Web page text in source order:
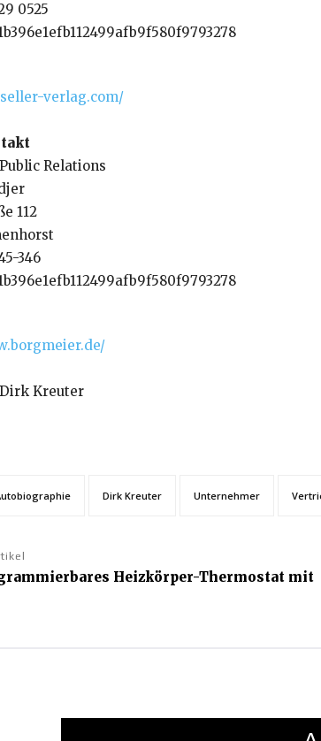
0525
verlag.com/
Relations
112
346
Kreuter
Dirk Kreuter Unternehmer
Heizkörper-Thermostat mit